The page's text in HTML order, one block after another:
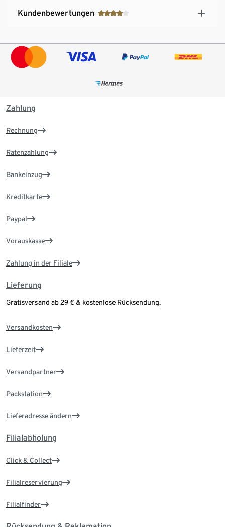
Kundenbewertungen
Zahlung
Rechnung
Ratenzahlung
Bankeinzug
Kreditkarte
Paypal
Vorauskasse
Zahlung in der Filiale
Lieferung
Gratisversand ab 29 € & kostenlose Rücksendung.
Versandkosten
Lieferzeit
Versandpartner
Packstation
Lieferadresse ändern
Filialabholung
Click & Collect
Filialreservierung
Filialfinder